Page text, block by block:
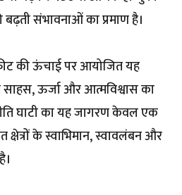
बढ़ती संभावनाओं का प्रमाण है।
की ऊंचाई पर आयोजित यह
ऊर्जा और आत्मविश्वास का
घाटी का यह जागरण केवल एक
के स्वाभिमान, स्वावलंबन और